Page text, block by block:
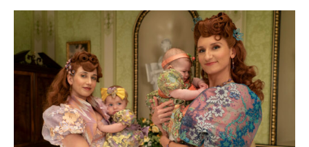
wejściówkę wystawcy.Nie...